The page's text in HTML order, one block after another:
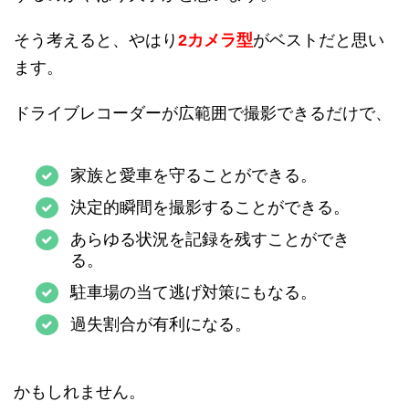
そう考えると、やはり 2カメラ型がベストだと思い
ます。
ドライブレコーダーが広範囲で撮影できるだけで、
家族と愛車を守ることができる。
決定的瞬間を撮影することができる。
あらゆる状況を記録を残すことができ
る。
駐車場の当て逃げ対策にもなる。
過失割合が有利になる。
かもしれません。